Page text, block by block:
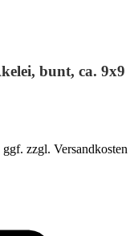
bunt, ca. 9x9
zzgl. Versandkosten